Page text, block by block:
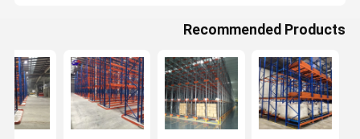
Recommended Products